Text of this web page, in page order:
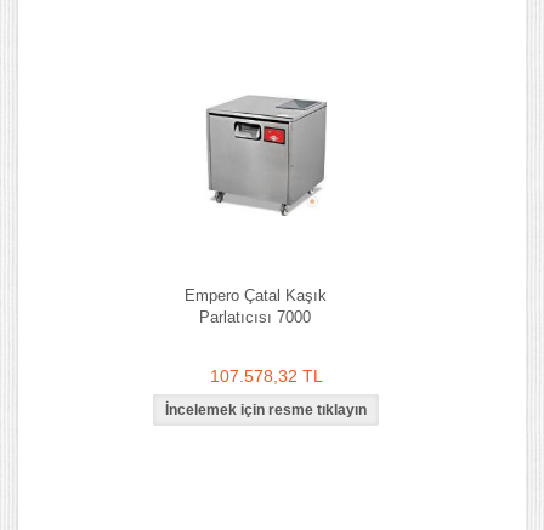
Empero Çatal Kaşık
Parlatıcısı 7000
107.578,32 TL